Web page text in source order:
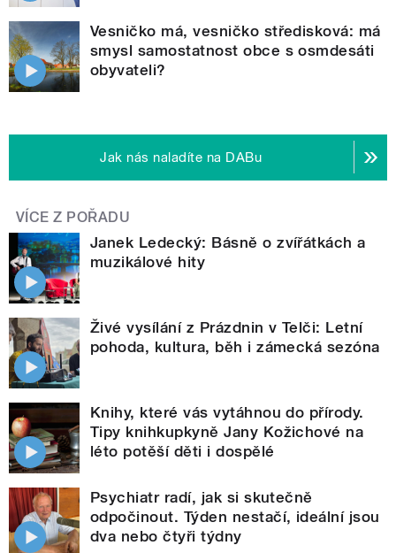
Vesničko má, vesničko středisková: má
smysl samostatnost obce s osmdesáti
obyvateli?
Jak nás naladíte na DABu
VÍCE Z POŘADU
Janek Ledecký: Básně o zvířátkách a
muzikálové hity
Živé vysílání z Prázdnin v Telči: Letní
pohoda, kultura, běh i zámecká sezóna
Knihy, které vás vytáhnou do přírody.
Tipy knihkupkyně Jany Kožichové na
léto potěší děti i dospělé
Psychiatr radí, jak si skutečně
odpočinout. Týden nestačí, ideální jsou
dva nebo čtyři týdny